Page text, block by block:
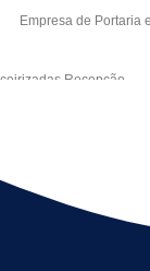
Empresa de Portaria
Recepção